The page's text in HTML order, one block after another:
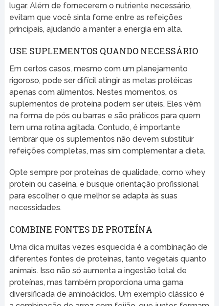
lugar. Além de fornecerem o nutriente necessário,
evitam que você sinta fome entre as refeições
principais, ajudando a manter a energia em alta.
USE SUPLEMENTOS QUANDO NECESSÁRIO
Em certos casos, mesmo com um planejamento
rigoroso, pode ser difícil atingir as metas protéicas
apenas com alimentos. Nestes momentos, os
suplementos de proteína podem ser úteis. Eles vêm
na forma de pós ou barras e são práticos para quem
tem uma rotina agitada. Contudo, é importante
lembrar que os suplementos não devem substituir
refeições completas, mas sim complementar a dieta.
Opte sempre por proteínas de qualidade, como whey
protein ou caseína, e busque orientação profissional
para escolher o que melhor se adapta às suas
necessidades.
COMBINE FONTES DE PROTEÍNA
Uma dica muitas vezes esquecida é a combinação de
diferentes fontes de proteínas, tanto vegetais quanto
animais. Isso não só aumenta a ingestão total de
proteínas, mas também proporciona uma gama
diversificada de aminoácidos. Um exemplo clássico é